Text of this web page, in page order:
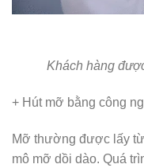
Khách hàng
+ Hút mỡ bằng công
Mỡ thường được lấy
mô mỡ dồi dào. Quá